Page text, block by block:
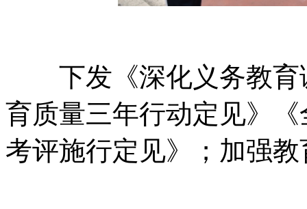
下发《深化义务教育
育质量三年行动定见》
考评施行定见》；加强